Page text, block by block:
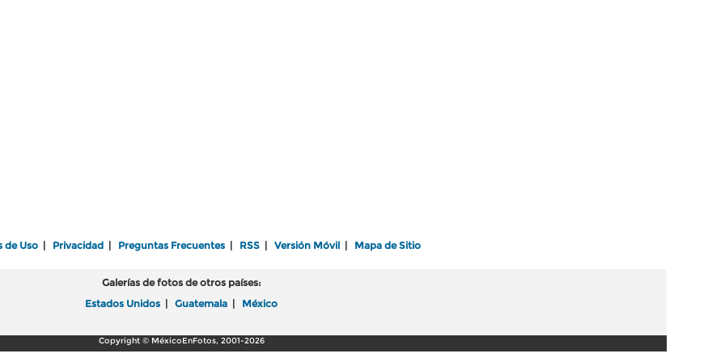
de Uso Privacidad Preguntas Frecuentes RSS Versión Móvil Mapa de Sitio
Galerías de fotos de otros países:
Estados Unidos
Guatemala México
Copyright © MéxicoEnFotos, 2001-2026